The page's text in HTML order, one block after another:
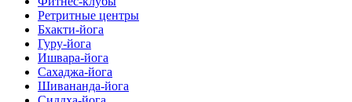
Ретритные центры
Бхакти-йога
Гуру-йога
Ишвара-йога
Сахаджа-йога
Шивананда-йога